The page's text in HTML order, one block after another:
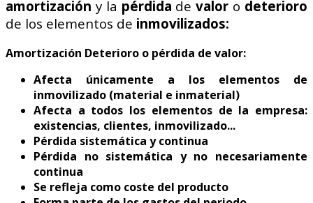
amortización y la pérdida devalor o deterioro
de los elementos de inmovilizados:
Amortización Deterioro o pérdida de valor:
Afecta únicamente a los elementos de
inmovilizado (material e inmaterial)
Afecta a todos los elementos de la empresa:
existencias, clientes, inmovilizado...
Pérdida sistemática y continua
Pérdida no sistemática y no necesariamente
continua
Se refleja como coste del producto